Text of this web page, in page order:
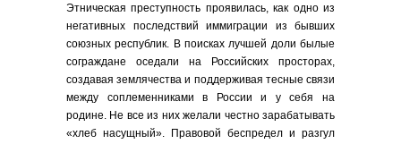
Этническая преступность проявилась, как одно из
негативных последствий иммиграции из бывших
союзных республик. В поисках лучшей доли былые
сограждане оседали на Российских просторах,
создавая землячества и поддерживая тесные связи
между соплеменниками в России и у себя на
родине. Не все из них желали честно зарабатывать
«хлеб насущный». Правовой беспредел и разгул